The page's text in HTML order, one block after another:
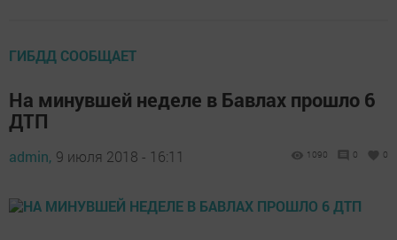
ГИБДД СООБЩАЕТ
На минувшей неделе в Бавлах прошло 6
ДТП
admin, 9 июля 2018 - 16:11 1090 0 0